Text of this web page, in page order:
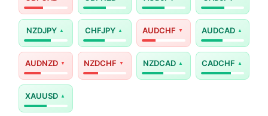
NZDJPY CHFJPY AUDCHF AUDCAD
AUDNZD NZDCHF NZDCAD CADCHF
XAUUSD